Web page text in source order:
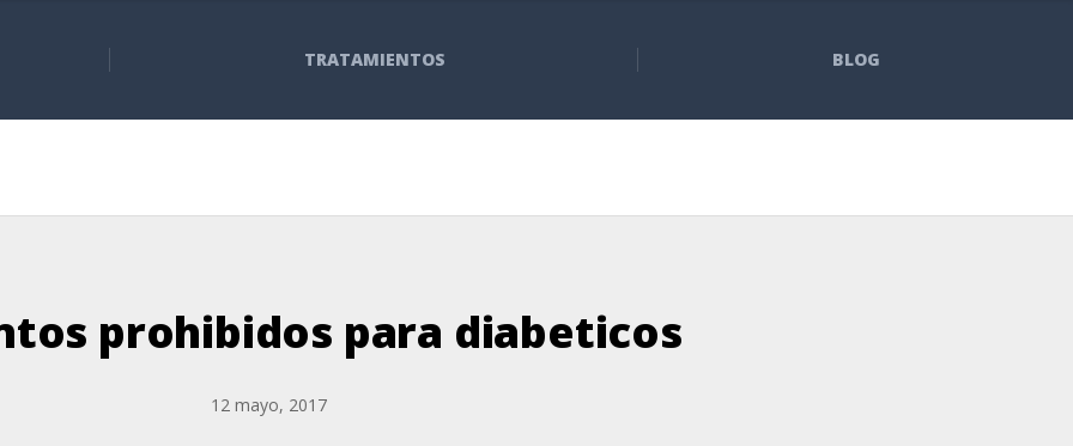
TRATAMIENTOS BLOG
prohibidos para diabeticos
12 mayo, 2017